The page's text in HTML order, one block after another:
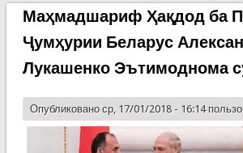
Маҳмадшариф Ҳақдод ба
Ҷумҳурии Беларус
Лукашенко Эътимоднома
Опубликовано ср, 17/01/2018 - 16:14